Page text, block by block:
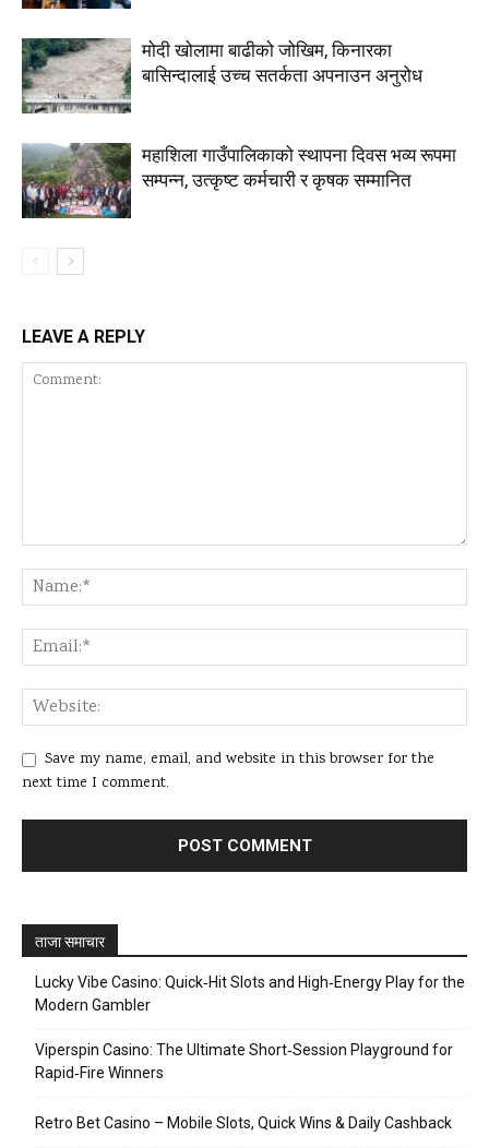
मोदी खोलामा बाढीको जोखिम, किनारका
बासिन्दालाई उच्च सतर्कता अपनाउन अनुरोध
महाशिला गाउँपालिकाको स्थापना दिवस भव्य रूपमा
सम्पन्न, उत्कृष्ट कर्मचारी र कृषक सम्मानित
LEAVE A REPLY
Save my name, email, and website in this browser for the
next time I comment.
ताजा समाचार
Lucky Vibe Casino: Quick‑Hit Slots and High‑Energy Play for the
Modern Gambler
Viperspin Casino: The Ultimate Short‑Session Playground for
Rapid‑Fire Winners
Retro Bet Casino – Mobile Slots, Quick Wins & Daily Cashback